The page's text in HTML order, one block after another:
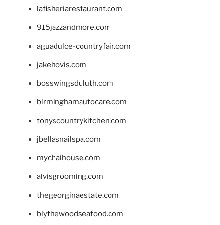
lafisheriarestaurant.com
915jazzandmore.com
aguadulce-countryfair.com
jakehovis.com
bosswingsduluth.com
birminghamautocare.com
tonyscountrykitchen.com
jbellasnailspa.com
mychaihouse.com
alvisgrooming.com
thegeorginaestate.com
blythewoodseafood.com